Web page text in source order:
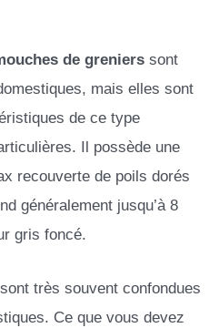
de greniers sont
mais elles sont
de ce type
Il possède une
recouverte de poils dorés
généralement jusqu’à 8
gris foncé.
très souvent confondues
Ce que vous devez